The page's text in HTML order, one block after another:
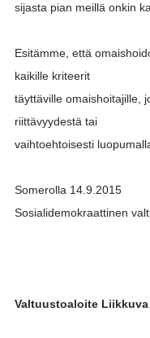
sijasta pian meillä onkin
Esitämme, että
kaikille kriteerit
täyttäville omaishoitajille,
riittävyydestä tai
vaihtoehtoisesti
Somerolla 14.9.2015
Sosialidemokraattinen
Valtuustoaloite